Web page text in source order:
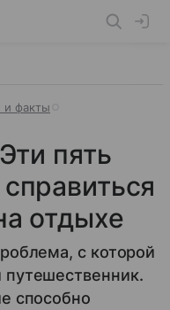
и факты
пять
отдыхе
с которой
способно